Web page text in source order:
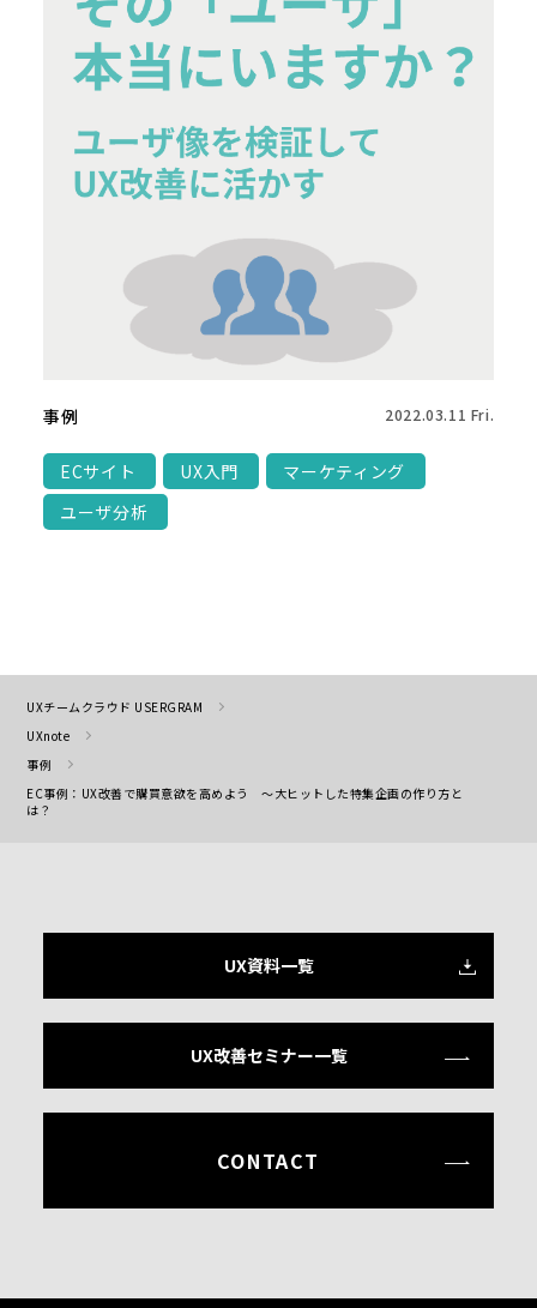
事例 2022.03.11 Fri.
ECサイト UX入門
マーケティング
ユーザ分析
UXチームクラウド USERGRAM
UXnote
事例
EC事例：UX改善で購買意欲を高めよう ～大ヒットした特集企画の作り方と
は？
UX資料一覧
UX改善セミナー一覧
CONTACT